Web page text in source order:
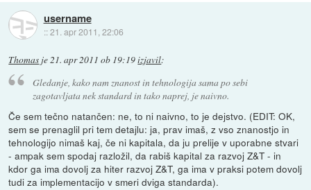
username
::21. apr 2011, 22:06
Thomas je21. apr 2011 ob 19:19izjavil:
Gledanje, kako nam znanost in tehnologija sama po sebi
zagotavljata nek standard in tako naprej, je naivno.
Če sem tečno natančen: ne, to ni naivno, to je dejstvo. (EDIT: OK,
sem se prenaglil pri tem detajlu: ja, prav imaš, z vso znanostjo in
tehnologijo nimaš kaj, če ni kapitala, da ju prelije v uporabne stvari
- ampak sem spodaj razložil, da rabiš kapital za razvoj Z&T - in
kdor ga ima dovolj za hiter razvoj Z&T, ga ima v praksi potem dovolj
tudi za implementacijo v smeri dviga standarda).